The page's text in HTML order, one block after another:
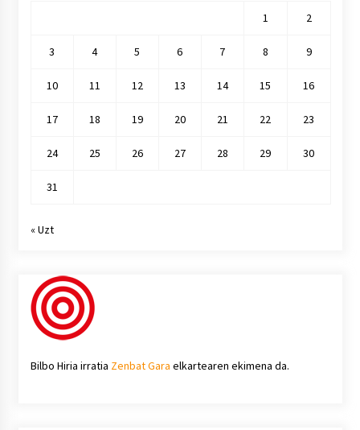
1
2
3 4 5 6 7 8 9
10 11 12 13 14 15 16
17 18 19 20 21 22 23
24 25 26 27 28 29 30
31
« Uzt
Bilbo Hiria irratia Zenbat Gara elkartearen ekimena da.